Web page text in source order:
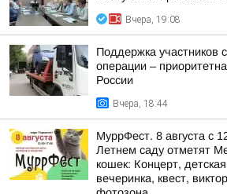
Вчера, 19:08
Поддержка участников
операции –
России
Вчера, 18:44
МуррФест. 8 августа с
Летнем саду отметят
кошек: Концерт,
вечеринка, квест,